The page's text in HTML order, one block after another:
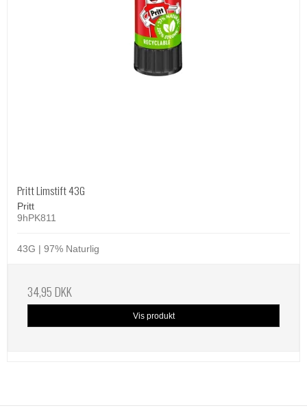
Pritt Limstift 43G
Pritt
9hPK811
43G | 97% Naturlig
34,95 DKK
Vis produkt